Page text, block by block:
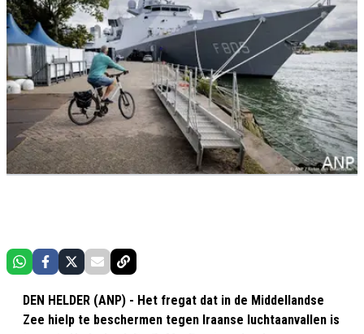
DEN HELDER (ANP) - Het fregat dat in de Middellandse
Zee hielp te beschermen tegen Iraanse luchtaanvallen is